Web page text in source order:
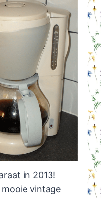
in 2013!
mooie vintage